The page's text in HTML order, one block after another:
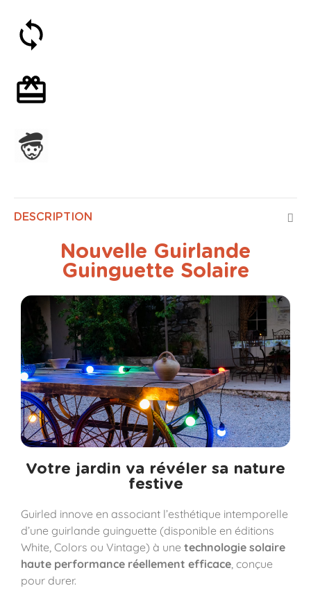
DESCRIPTION
Nouvelle Guirlande
Guinguette Solaire
Votre jardin va révéler sa nature
festive​
Guirled innove en associant l’esthétique intemporelle
d’une guirlande guinguette (disponible en éditions
White, Colors ou Vintage) à une technologie solaire
haute performance réellement efficace , conçue
pour durer.